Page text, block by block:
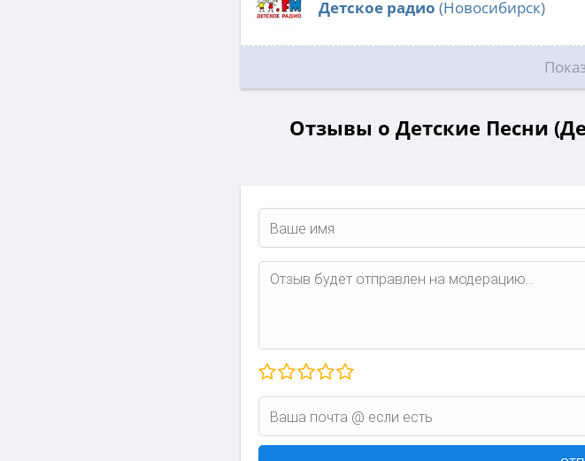
Детское радио (Новосибирск)
Отзывы о Детские Песни